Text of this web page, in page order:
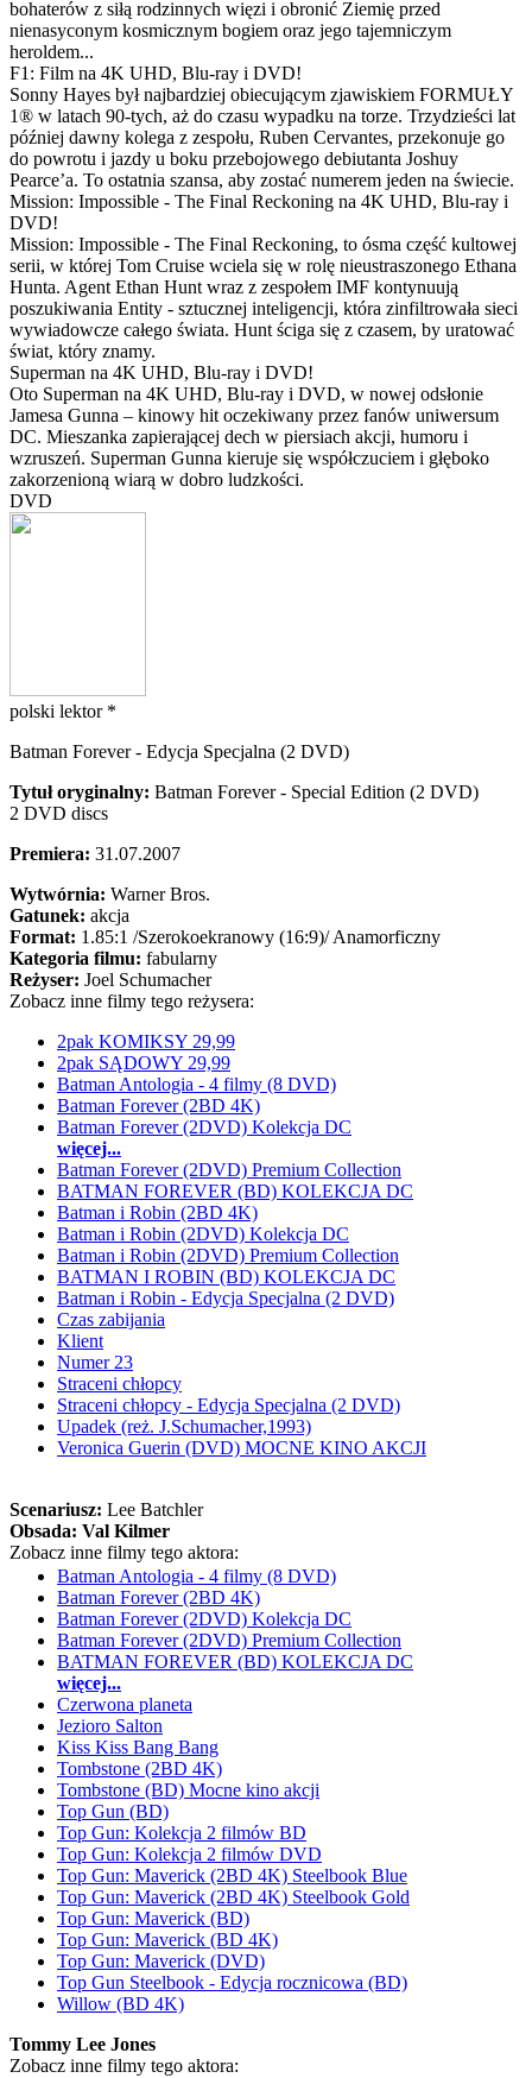
bohaterów z siłą rodzinnych więzi i obronić Ziemię przed
nienasyconym kosmicznym bogiem oraz jego tajemniczym
heroldem...
F1: Film na 4K UHD, Blu-ray i DVD!
Sonny Hayes był najbardziej obiecującym zjawiskiem FORMUŁY
1® w latach 90-tych, aż do czasu wypadku na torze. Trzydzieści lat
później dawny kolega z zespołu, Ruben Cervantes, przekonuje go
do powrotu i jazdy u boku przebojowego debiutanta Joshuy
Pearce’a. To ostatnia szansa, aby zostać numerem jeden na świecie.
Mission: Impossible - The Final Reckoning na 4K UHD, Blu-ray i
DVD!
Mission: Impossible - The Final Reckoning, to ósma część kultowej
serii, w której Tom Cruise wciela się w rolę nieustraszonego Ethana
Hunta. Agent Ethan Hunt wraz z zespołem IMF kontynuują
poszukiwania Entity - sztucznej inteligencji, która zinfiltrowała sieci
wywiadowcze całego świata. Hunt ściga się z czasem, by uratować
świat, który znamy.
Superman na 4K UHD, Blu-ray i DVD!
Oto Superman na 4K UHD, Blu-ray i DVD, w nowej odsłonie
Jamesa Gunna – kinowy hit oczekiwany przez fanów uniwersum
DC. Mieszanka zapierającej dech w piersiach akcji, humoru i
wzruszeń. Superman Gunna kieruje się współczuciem i głęboko
zakorzenioną wiarą w dobro ludzkości.
DVD
polski lektor *
Batman Forever - Edycja Specjalna (2 DVD)
Tytuł oryginalny: Batman Forever - Special Edition (2 DVD)
2 DVD discs
Premiera: 31.07.2007
Wytwórnia: Warner Bros.
Gatunek: akcja
Format: 1.85:1 /Szerokoekranowy (16:9)/Anamorficzny
Kategoria filmu: fabularny
Reżyser: Joel Schumacher
Zobacz inne filmy tego reżysera:
2pak KOMIKSY 29,99
2pak SĄDOWY 29,99
Batman Antologia - 4 filmy (8 DVD)
Batman Forever (2BD 4K)
Batman Forever (2DVD) Kolekcja DC
więcej...
Batman Forever (2DVD) Premium Collection
BATMAN FOREVER (BD) KOLEKCJA DC
Batman i Robin (2BD 4K)
Batman i Robin (2DVD) Kolekcja DC
Batman i Robin (2DVD) Premium Collection
BATMAN I ROBIN (BD) KOLEKCJA DC
Batman i Robin - Edycja Specjalna (2 DVD)
Czas zabijania
Klient
Numer 23
Straceni chłopcy
Straceni chłopcy - Edycja Specjalna (2 DVD)
Upadek (reż. J.Schumacher,1993)
Veronica Guerin (DVD) MOCNE KINO AKCJI
Scenariusz: Lee Batchler
Obsada: Val Kilmer
Zobacz inne filmy tego aktora:
Batman Antologia - 4 filmy (8 DVD)
Batman Forever (2BD 4K)
Batman Forever (2DVD) Kolekcja DC
Batman Forever (2DVD) Premium Collection
BATMAN FOREVER (BD) KOLEKCJA DC
więcej...
Czerwona planeta
Jezioro Salton
Kiss Kiss Bang Bang
Tombstone (2BD 4K)
Tombstone (BD) Mocne kino akcji
Top Gun (BD)
Top Gun: Kolekcja 2 filmów BD
Top Gun: Kolekcja 2 filmów DVD
Top Gun: Maverick (2BD 4K) Steelbook Blue
Top Gun: Maverick (2BD 4K) Steelbook Gold
Top Gun: Maverick (BD)
Top Gun: Maverick (BD 4K)
Top Gun: Maverick (DVD)
Top Gun Steelbook - Edycja rocznicowa (BD)
Willow (BD 4K)
Tommy Lee Jones
Zobacz inne filmy tego aktora: